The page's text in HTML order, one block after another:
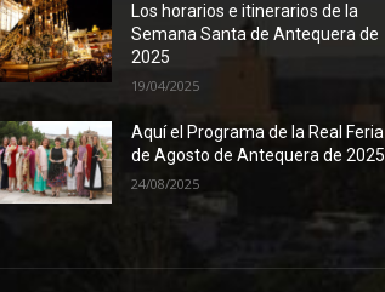
Los horarios e itinerarios de la
Semana Santa de Antequera de
2025
19/04/2025
Aquí el Programa de la Real Feria
de Agosto de Antequera de 2025
24/08/2025